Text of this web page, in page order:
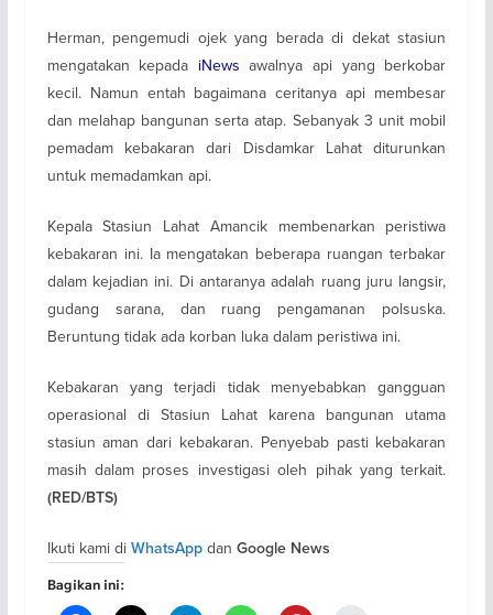
Herman, pengemudi ojek yang berada di dekat stasiun
mengatakan kepada iNews awalnya api yang berkobar
kecil. Namun entah bagaimana ceritanya api membesar
dan melahap bangunan serta atap. Sebanyak 3 unit mobil
pemadam kebakaran dari Disdamkar Lahat diturunkan
untuk memadamkan api.
Kepala Stasiun Lahat Amancik membenarkan peristiwa
kebakaran ini. Ia mengatakan beberapa ruangan terbakar
dalam kejadian ini. Di antaranya adalah ruang juru langsir,
gudang sarana, dan ruang pengamanan polsuska.
Beruntung tidak ada korban luka dalam peristiwa ini.
Kebakaran yang terjadi tidak menyebabkan gangguan
operasional di Stasiun Lahat karena bangunan utama
stasiun aman dari kebakaran. Penyebab pasti kebakaran
masih dalam proses investigasi oleh pihak yang terkait.
(RED/BTS)
Ikuti kami di WhatsAppdan Google News
Bagikan ini: